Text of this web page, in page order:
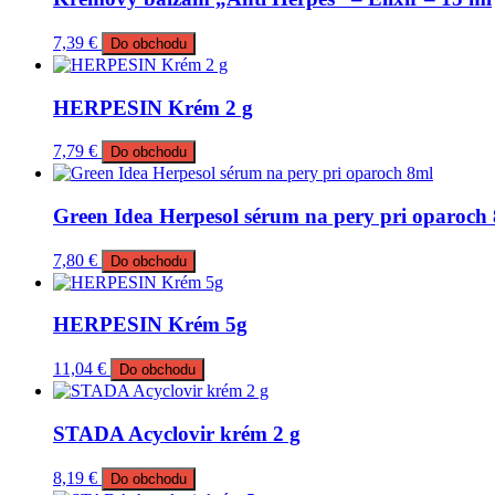
7,39 € Do obchodu
HERPESIN Krém 2 g
7,79 € Do obchodu
Green Idea Herpesol sérum na pery pri oparoch
7,80 € Do obchodu
HERPESIN Krém 5g
11,04 € Do obchodu
STADA Acyclovir krém 2 g
8,19 € Do obchodu